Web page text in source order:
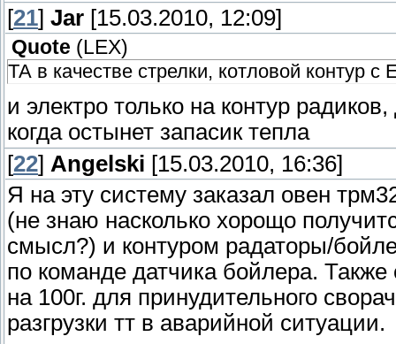
[21] Jar [15.03.2010, 12:09]
Quote ( LEX)
ТА в качестве стрелки, котловой контур
и электро только на контур
когда остынет запасик тепла
[22] Angelski [15.03.2010, 16:36]
Я на эту систему заказал овен
(не знаю насколько хорощо
смысл?) и контуром радаторы/
по команде датчика бойлера.
на 100г. для принудительного
разгрузки тт в аварийной ситуации.